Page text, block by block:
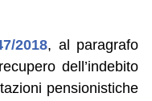
2018, al paragrafo
dell’indebito
pensionistiche